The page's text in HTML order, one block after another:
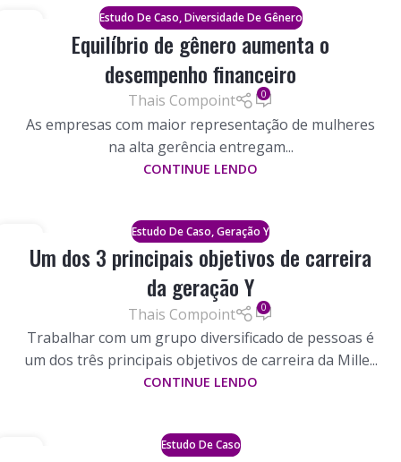
Estudo De Caso,Diversidade De Gênero
Equilíbrio de gênero aumenta o
desempenho financeiro
Thais Compoint 0
As empresas com maior representação de mulheres
na alta gerência entregam...
CONTINUE LENDO
FORA
Estudo De Caso,Geração Y
Um dos 3 principais objetivos de carreira
da geração Y
Thais Compoint 0
Trabalhar com um grupo diversificado de pessoas é
um dos três principais objetivos de carreira da Mille...
CONTINUE LENDO
Estudo De Caso